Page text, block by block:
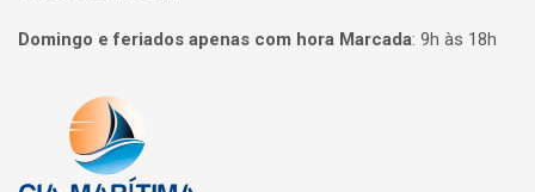
Domingo e feriados apenas com hora Marcada: 9h às 18h
Página inicial